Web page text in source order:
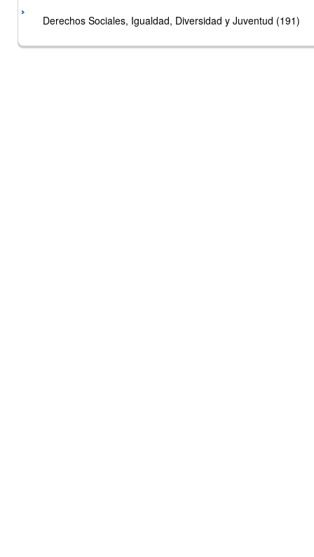
Derechos Sociales, Igualdad, Diversidad y Juventud (191)